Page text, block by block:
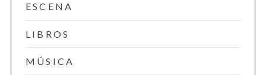
ESCENA
LIBROS
MÚSICA